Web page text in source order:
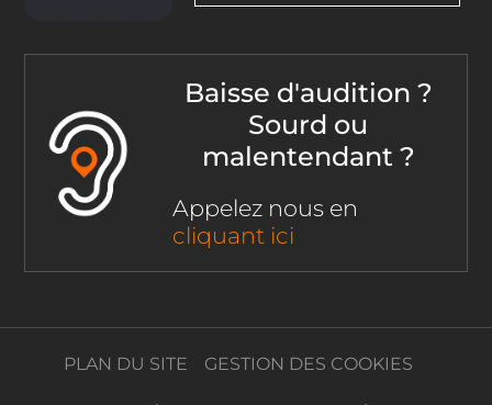
Baisse d'audition ?
Sourd ou
malentendant ?
Appelez nous en
cliquant ici
PLAN DU SITE GESTION DES COOKIES